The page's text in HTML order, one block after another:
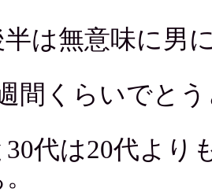
半は無意味に男
間くらいでと
30代は20代より